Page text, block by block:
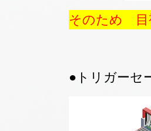
そのため 目
●トリガーセ